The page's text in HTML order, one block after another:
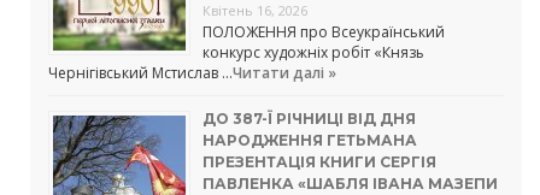
Квітень 16, 2026
ПОЛОЖЕННЯ про Всеукраїнський
конкурс художніх робіт «Князь
Чернігівський Мстислав …Читати далі »
ДО 387-Ї РІЧНИЦІ ВІД ДНЯ
НАРОДЖЕННЯ ГЕТЬМАНА
ПРЕЗЕНТАЦІЯ КНИГИ СЕРГІЯ
ПАВЛЕНКА «ШАБЛЯ ІВАНА МАЗЕПИ